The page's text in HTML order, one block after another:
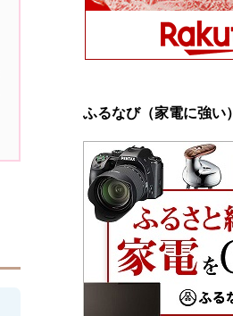
ふるなび（家電に強い）